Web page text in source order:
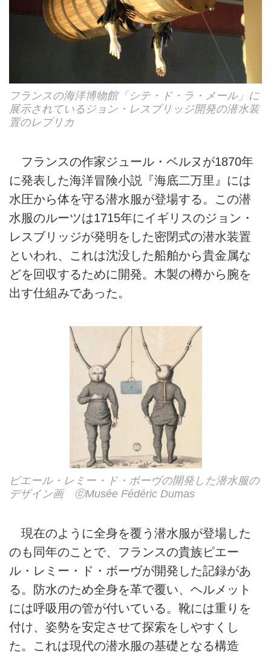
フランスの海洋博物館「シテ・ド・ラ・メール」に
展示されているジョン・レスブリッジ開発の潜水装
置のレプリカ
フランスの作家ジュール・ベルヌが1870年
に発表した海洋冒険小説『海底二万里』には
水圧から体を守る潜水服が登場する。この潜
水服のルーツは1715年にイギリスのジョン・
レスブリッジが発明をした密閉式の潜水装置
といわれ、これは沈没した船舶から貴金属な
どを回収するために開発。木製の樽から腕を
出す仕組みであった。
ピエール・レミー・ド・ボーヴの開発した潜水服の
デザイン画 ⓒMusée Fédéric Dumas
現在のように全身を覆う潜水服が登場した
のも同年のことで、フランスの貴族ピエー
ル・レミー・ド・ボーヴが開発した記録があ
る。防水のため全身を革で覆い、ヘルメット
には呼吸用の管が付いている。靴には重りを
付け、姿勢を安定させて探索をしやすくし
た。これは現代の潜水服の基礎となる構造